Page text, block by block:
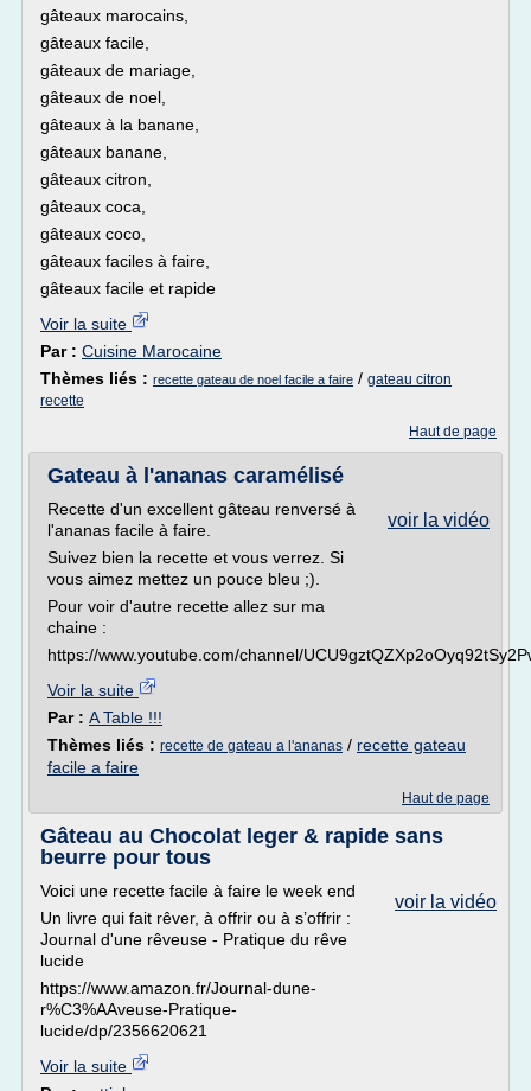
gâteaux marocains,
gâteaux facile,
gâteaux de mariage,
gâteaux de noel,
gâteaux à la banane,
gâteaux banane,
gâteaux citron,
gâteaux coca,
gâteaux coco,
gâteaux faciles à faire,
gâteaux facile et rapide
Voir la suite
Par : Cuisine Marocaine
Thèmes liés : recette gateau de noel facile a faire / gateau citron
recette
Haut de page
Gateau à l'ananas caramélisé
voir la vidéo
Recette d'un excellent gâteau renversé à
l'ananas facile à faire.
Suivez bien la recette et vous verrez. Si
vous aimez mettez un pouce bleu ;).
Pour voir d'autre recette allez sur ma
chaine :
https://www.youtube.com/channel/
Voir la suite
Par : A Table !!!
Thèmes liés : recette de gateau a l'ananas / recette gateau
facile a faire
Haut de page
Gâteau au Chocolat leger & rapide sans
beurre pour tous
voir la vidéo
Voici une recette facile à faire le week end
Un livre qui fait rêver, à offrir ou à s’offrir :
Journal d'une rêveuse - Pratique du rêve
lucide
https://www.amazon.fr/Journal-dune-
r%C3%AAveuse-Pratique-
lucide/dp/2356620621
Voir la suite